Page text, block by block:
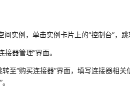
实例，单击实例卡片上的“控制台”，跳
器管理”界面。
至“购买连接器”界面，填写连接器相